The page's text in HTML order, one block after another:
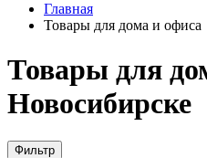
Главная
Товары для дома и офиса
Товары для
Новосибирске
Фильтр